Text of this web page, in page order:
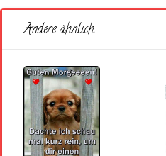
Andere ähnlich